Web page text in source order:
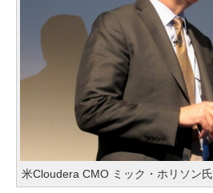
米Cloudera CMO ミック・ホリソン氏